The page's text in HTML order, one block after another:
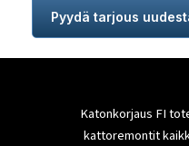
Pyydä tarjous
Katonkorjaus FI
kattoremontit